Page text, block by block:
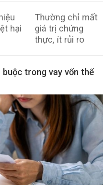
hại
Thường chỉ mất
giá trị chứng
thực, ít rủi ro
trong vay vốn thế